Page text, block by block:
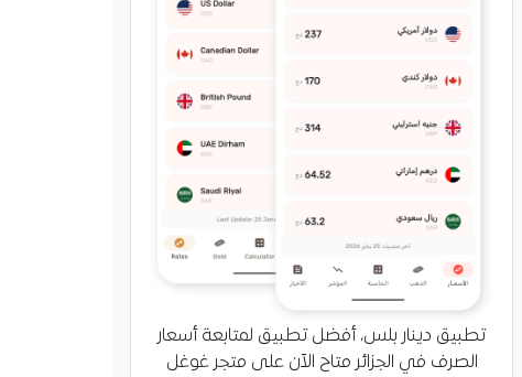
تطبيق دينار بلس، أفضل تطبيق لمتابعة أسعار
الصرف في الجزائر متاح الآن على متجر غوغل